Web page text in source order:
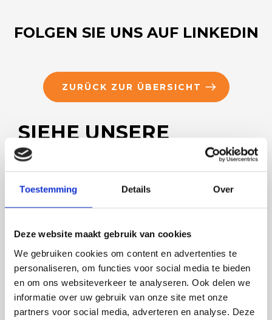
Toestemming Details Over
Deze website maakt gebruik van cookies
We gebruiken cookies om content en advertenties te
personaliseren, om functies voor social media te bieden
en om ons websiteverkeer te analyseren. Ook delen we
informatie over uw gebruik van onze site met onze
partners voor social media, adverteren en analyse. Deze
FOLGEN SIE UNS AUF LINKEDIN
ZURÜCK ZUR ÜBERSICHT
SIEHE UNSERE
ANDEREN
NACHRICHTEN
CENTREQ® DEMO-TAGE BEI FOODEQ